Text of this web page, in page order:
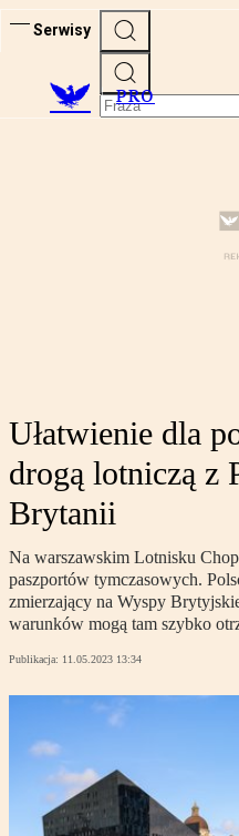
Serwisy
PRO
Ułatwienie dla
drogą lotniczą z
Brytanii
Na warszawskim Lotnisku
paszportów tymczasowych.
zmierzający na Wyspy
warunków mogą tam szybko
Publikacja: 11.05.2023 13:34